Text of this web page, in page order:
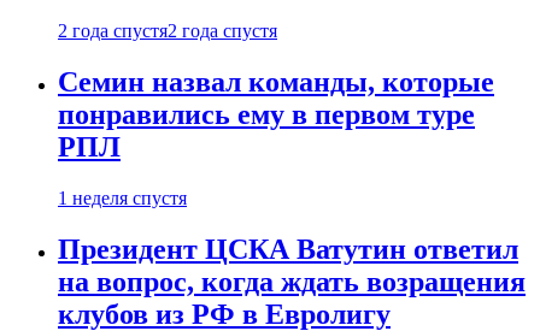
2 года спустя2 года спустя
Семин назвал команды, которые
понравились ему в первом туре
РПЛ
1 неделя спустя
Президент ЦСКА Ватутин ответил
на вопрос, когда ждать возращения
клубов из РФ в Евролигу